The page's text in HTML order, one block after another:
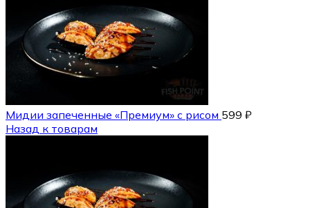
Мидии запеченные «Премиум» с рисом 599 ₽
Назад к товарам